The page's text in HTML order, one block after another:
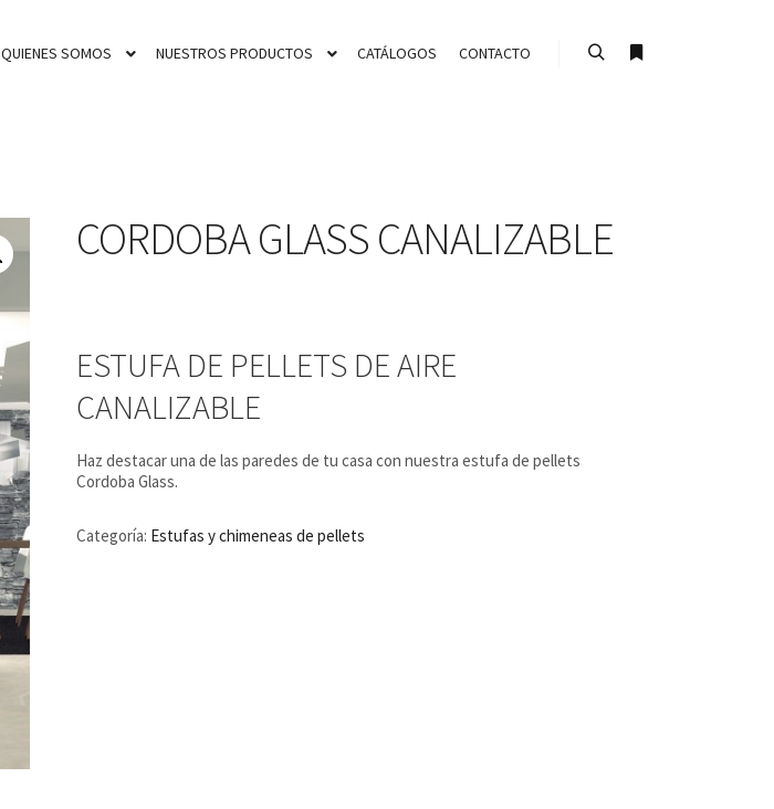
QUIENES SOMOS NUESTROS PRODUCTOS CATÁLOGOS CONTACTO
CORDOBA GLASS CANALIZABLE
ESTUFA DE PELLETS DE AIRE
CANALIZABLE
Haz destacar una de las paredes de tu casa con nuestra estufa de pellets
Cordoba Glass.
Categoría: Estufas y chimeneas de pellets